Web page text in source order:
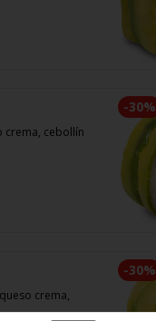
-30%
crema, cebollín
-30%
crema,